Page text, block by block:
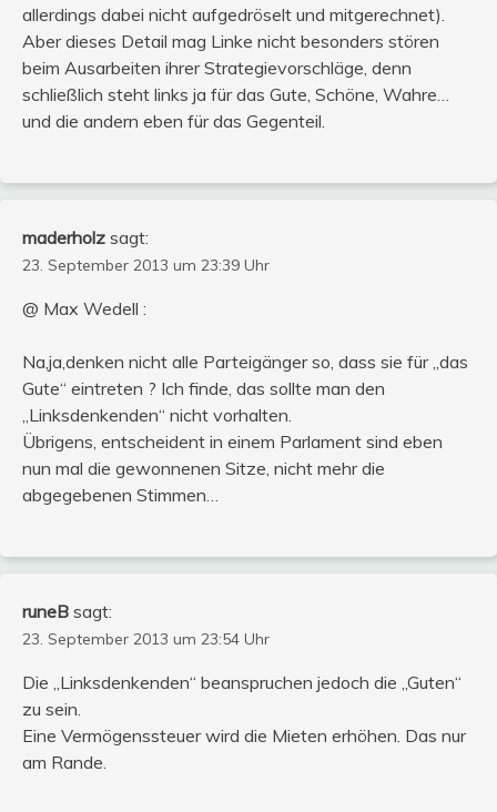
allerdings dabei nicht aufgedröselt und mitgerechnet).
Aber dieses Detail mag Linke nicht besonders stören
beim Ausarbeiten ihrer Strategievorschläge, denn
schließlich steht links ja für das Gute, Schöne, Wahre…
und die andern eben für das Gegenteil.
maderholz sagt:
23. September 2013 um 23:39 Uhr
@ Max Wedell :
Na,ja,denken nicht alle Parteigänger so, dass sie für „das
Gute“ eintreten ? Ich finde, das sollte man den
„Linksdenkenden“ nicht vorhalten.
Übrigens, entscheident in einem Parlament sind eben
nun mal die gewonnenen Sitze, nicht mehr die
abgegebenen Stimmen…
runeB sagt:
23. September 2013 um 23:54 Uhr
Die „Linksdenkenden“ beanspruchen jedoch die „Guten“
zu sein.
Eine Vermögenssteuer wird die Mieten erhöhen. Das nur
am Rande.